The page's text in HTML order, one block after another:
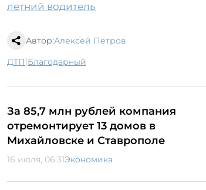
летний водитель
Автор:Алексей Петров
ДТП | Благодарный
За 85,7 млн рублей компания
отремонтирует 13 домов в
Михайловске и Ставрополе
16 июля, 06:31Экономика